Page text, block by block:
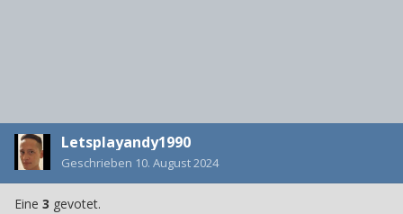
Letsplayandy1990
Geschrieben 10. August 2024
Eine 3 gevotet.